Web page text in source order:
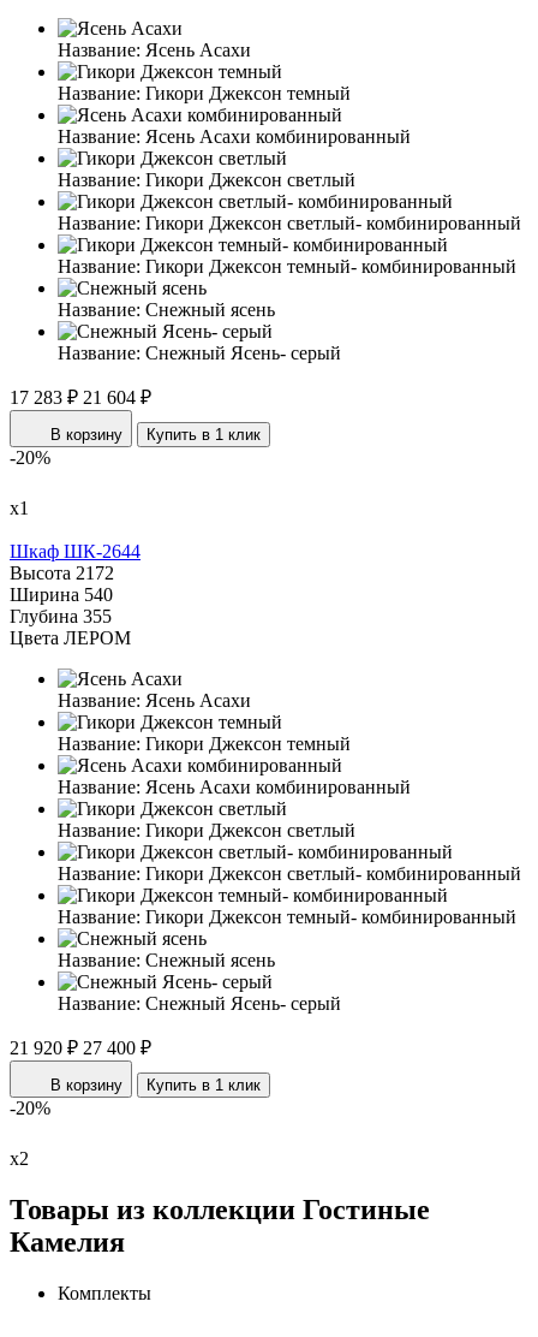
Название: Ясень Асахи
Название: Гикори Джексон темный
Название: Ясень Асахи комбинированный
Название: Гикори Джексон светлый
Название: Гикори Джексон светлый- комбинированный
Название: Гикори Джексон темный- комбинированный
Название: Снежный ясень
Название: Снежный Ясень- серый
17 283 ₽ 21 604 ₽
В корзину Купить в 1 клик
-20%
х1
Шкаф ШК-2644
Высота 2172
Ширина 540
Глубина 355
Цвета ЛЕРОМ
Название: Ясень Асахи
Название: Гикори Джексон темный
Название: Ясень Асахи комбинированный
Название: Гикори Джексон светлый
Название: Гикори Джексон светлый- комбинированный
Название: Гикори Джексон темный- комбинированный
Название: Снежный ясень
Название: Снежный Ясень- серый
21 920 ₽ 27 400 ₽
В корзину Купить в 1 клик
-20%
х2
Товары из коллекции Гостиные
Камелия
Комплекты